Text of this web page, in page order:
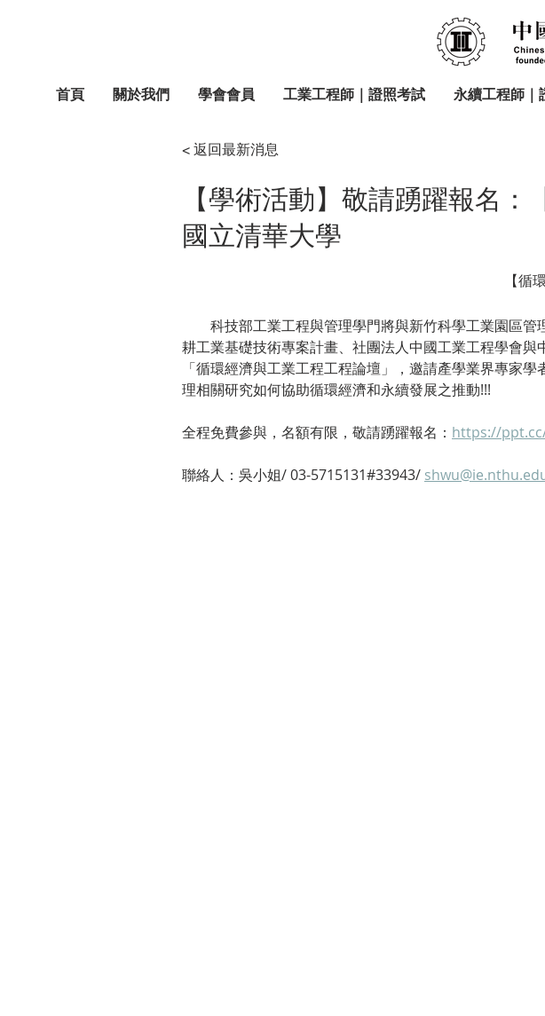
首頁 關於我們 學會會員 工業工程師｜證照考試 永續工程師｜
< 返回最新消息
【學術活動】敬請踴躍報名
國立清華大學
【循
科技部工業工程與管理學門將與新竹科學工業園區管
耕工業基礎技術專案計畫、社團法人中國工業工程學會
「循環經濟與工業工程工程論壇」，邀請產學業界專家
理相關研究如何協助循環經濟和永續發展之推動!!!
全程免費參與，名額有限，敬請踴躍報名： https://
聯絡人：吳小姐/ 03-5715131#33943/